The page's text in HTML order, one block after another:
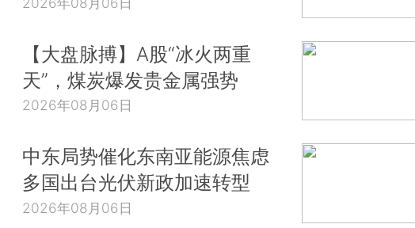
【大盘脉搏】A股“冰火两重
天”，煤炭爆发贵金属强势
2026年08月06日
中东局势催化东南亚能源焦虑
多国出台光伏新政加速转型
2026年08月06日